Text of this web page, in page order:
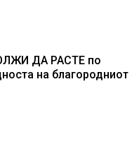
ДА РАСТЕ по
на благородниот